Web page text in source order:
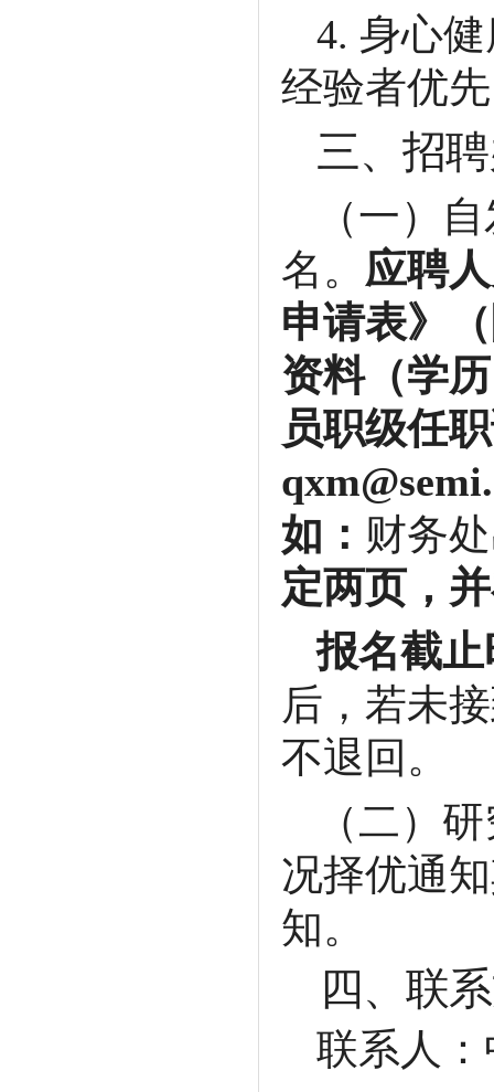
4. 身心
经验者优
三、招
（一）
名。 应聘
申请表》
资料（学
员职级任
如： 财务
定两页，
报名截止
后，若未
不退回。
（二）
况择优通
知。
四、联
联系人